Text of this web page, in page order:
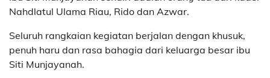
Nahdlatul Ulama Riau, Rido dan Azwar.
Seluruh rangkaian kegiatan berjalan dengan khusuk,
penuh haru dan rasa bahagia dari keluarga besar ibu
Siti Munjayanah.